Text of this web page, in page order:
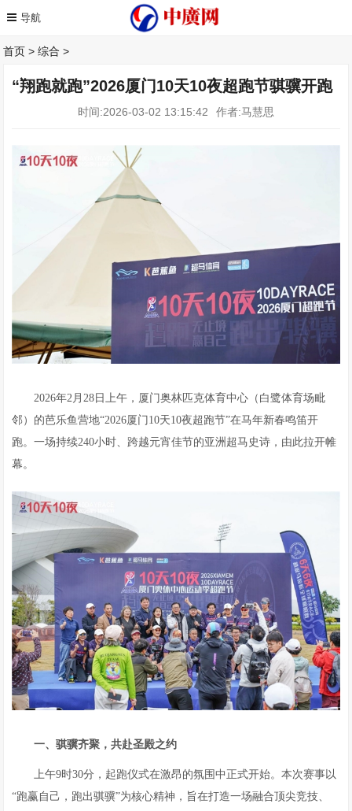
首页 >综合 >
“翔跑就跑”2026厦门10天10夜超跑节骐骥开跑
时间:2026-03-02 13:15:42 作者:马慧思
2026年2月28日上午，厦门奥林匹克体育中心（白鹭体育场毗
邻）的芭乐鱼营地“2026厦门10天10夜超跑节”在马年新春鸣笛开
跑。一场持续240小时、跨越元宵佳节的亚洲超马史诗，由此拉开帷
幕。
一、骐骥齐聚，共赴圣殿之约
上午9时30分，起跑仪式在激昂的氛围中正式开始。本次赛事以
“跑赢自己，跑出骐骥”为核心精神，旨在打造一场融合顶尖竞技、